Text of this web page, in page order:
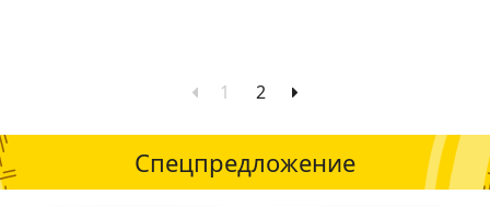
1 2
Спецпредложение